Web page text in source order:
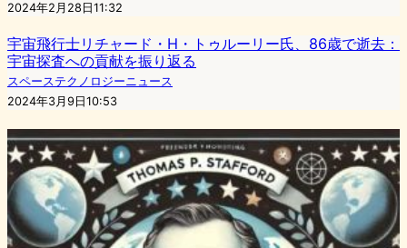
2024年2月28日11:32
宇宙飛行士リチャード・H・トゥルーリー氏、86歳で逝去：
宇宙探査への貢献を振り返る
スペーステクノロジーニュース
2024年3月9日10:53